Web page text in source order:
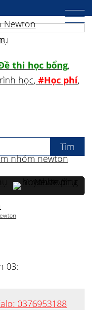
03:
0376953188
thi học bổng,
học, #Học phí,